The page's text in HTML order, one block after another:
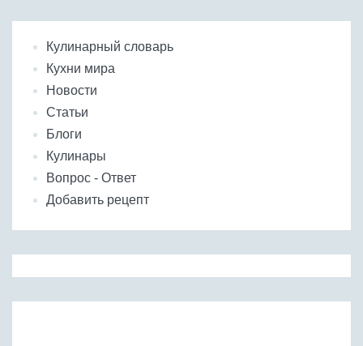
Кулинарный словарь
Кухни мира
Новости
Статьи
Блоги
Кулинары
Вопрос - Ответ
Добавить рецепт